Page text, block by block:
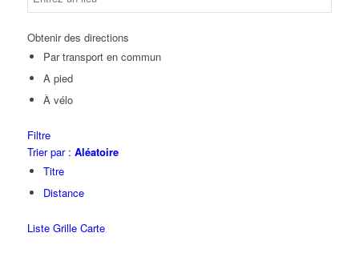
Obtenir des directions
Par transport en commun
A pied
À vélo
Filtre
Trier par : Aléatoire
Titre
Distance
Liste Grille Carte